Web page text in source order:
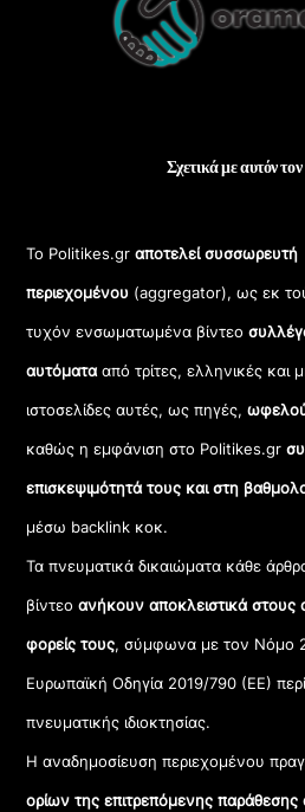
Top
Σχετικά με αυτόν
Το Politikes.grαποτελεί συσσωρευτή
περιεχομένου (aggregator), ως εκ
τυχόν ενσωματωμένα βίντεο
αυτόματααπό τρίτες, ελληνικές και
ιστοσελίδες αυτές, ως πηγές,
καθώς η εμφάνιση στο Politikes.gr
επισκεψιμότητά τους και στη
μέσω backlink κοκ.
Τα πνευματικά δικαιώματα κάθε
βίντεοανήκουν αποκλειστικά στους
φορείς τους, σύμφωνα με τον Νόμο
Ευρωπαϊκή Οδηγία 2019/790 (ΕΕ)
πνευματικής ιδιοκτησίας.
Η αναδημοσίευση περιεχομένου
ορίων της επιτρεπόμενης